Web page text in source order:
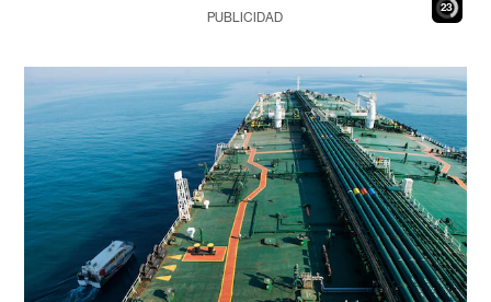
21
PUBLICIDAD